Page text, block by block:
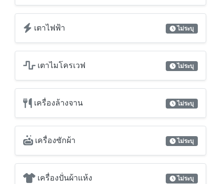
เตาไฟฟ้า ไม่ระบุ
เตาไมโครเวฟ ไม่ระบุ
เครื่องล้างจาน ไม่ระบุ
เครื่องซักผ้า ไม่ระบุ
เครื่องปั่นผ้าแห้ง ไม่ระบุ